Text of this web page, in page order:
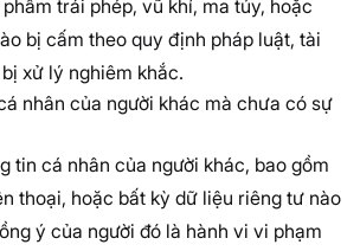
trái phép, vũ khí, ma túy, hoặc
bị cấm theo quy định pháp luật, tài
xử lý nghiêm khắc.
nhân của người khác mà chưa có sự
tin cá nhân của người khác, bao gồm
thoại, hoặc bất kỳ dữ liệu riêng tư nào
ý của người đó là hành vi vi phạm